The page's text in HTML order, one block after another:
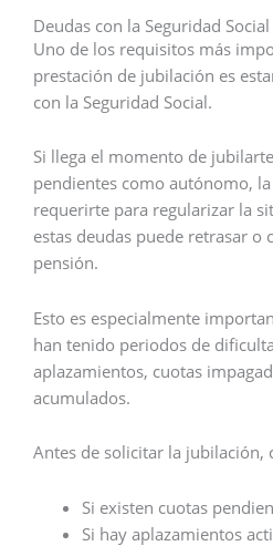
Deudas con la Seguridad
Uno de los requisitos más
prestación de jubilación es
con la Seguridad Social.
Si llega el momento de
pendientes como autónomo,
requerirte para regularizar la
estas deudas puede retrasar o
pensión.
Esto es especialmente
han tenido periodos de
aplazamientos, cuotas
acumulados.
Antes de solicitar la jubilación,
Si existen cuotas
Si hay aplazamientos